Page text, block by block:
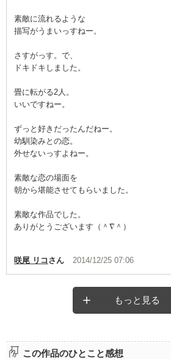
素敵に流れるような
描写がうまいっすねー。
さすがっす。で、
ドキドキしました。
畳に転がる2人。
いいですねー。
ずっと好きだったんだねー。
幼馴染みとの恋。
外せないっすよねー。
素敵な恋の場面を
朝から堪能させてもらいました。
素敵な作品でした。
ありがとうございます（＾∇＾）
咲尾 リコ さん 2014/12/25 07:06
もっと見る
この作品のひとこと感想